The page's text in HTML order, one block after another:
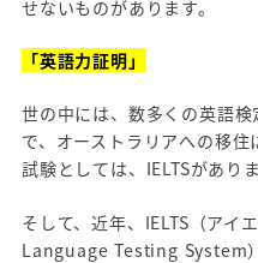
せないものがあります。
「英語力証明」
世の中には、数多くの英語
で、オーストラリアへの移
試験としては、IELTSがありま
そして、近年、IELTS（ア
Language Testing System